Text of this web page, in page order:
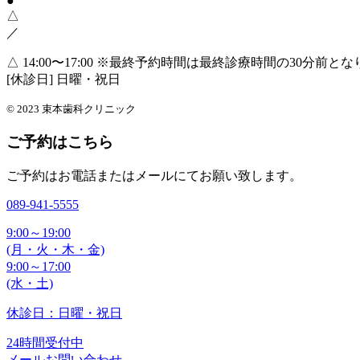
△
／
△ 14:00〜17:00 ※最終予約時間は最終診療時間の30分前とな
[休診日] 日曜・祝日
© 2023 束本歯科クリニック
ご予約はこちら
ご予約はお電話またはメールにてお願い致します。
089-941-5555
9:00～19:00
(月・火・木・金)
9:00～17:00
(水・土)
休診日：日曜・祝日
24時間受付中